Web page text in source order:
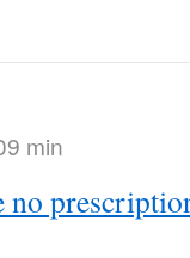
min
no